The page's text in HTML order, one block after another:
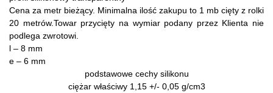
Cena za metr bieżący. Minimalna ilość zakupu to 1 mb cięty z rolki
20 metrów.Towar przycięty na wymiar podany przez Klienta nie
podlega zwrotowi.
l – 8 mm
e – 6 mm
podstawowe cechy silikonu
ciężar właściwy1,15 +/- 0,05 g/cm3